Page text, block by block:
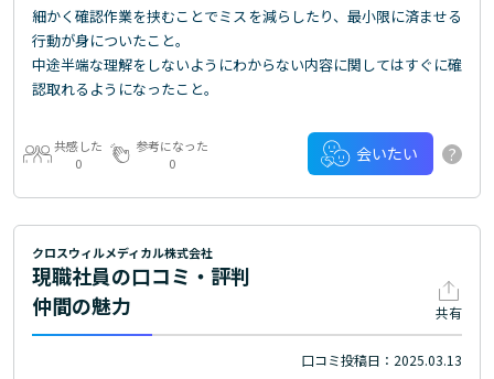
細かく確認作業を挟むことでミスを減らしたり、最小限に済ませる
行動が身についたこと。
中途半端な理解をしないようにわからない内容に関してはすぐに確
認取れるようになったこと。
共感した
0
参考になった
0
会いたい ?
クロスウィルメディカル株式会社
現職社員の口コミ・評判
仲間の魅力
共有
口コミ投稿日：2025.03.13